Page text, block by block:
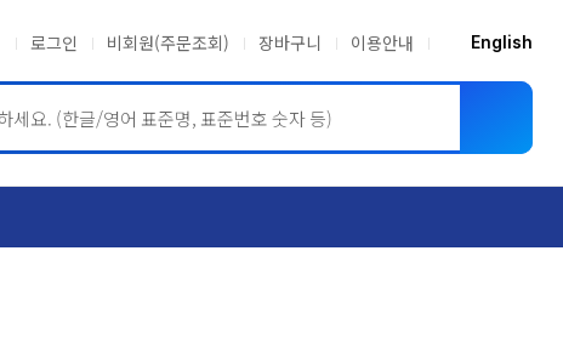
로그인 비회원(주문조회) 장바구니 이용안내 English